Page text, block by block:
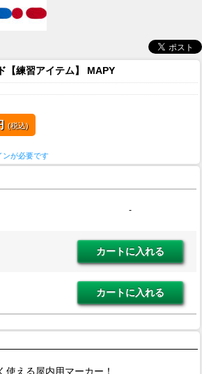
【練習アイテム】 MAPY
(税込)
ンが必要です
-
使える屋内用マーカー！